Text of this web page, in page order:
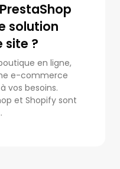
solution
site ?
en ligne,
e-commerce
vos besoins.
et Shopify sont